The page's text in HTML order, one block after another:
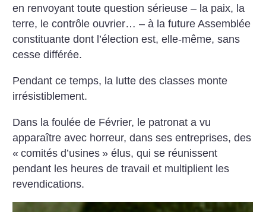
en renvoyant toute question sérieuse – la paix, la
terre, le contrôle ouvrier… – à la future Assemblée
constituante dont ­l’élection est, elle-même, sans
cesse différée.
Pendant ce temps, la lutte des classes monte
irrésistiblement.
Dans la foulée de Février, le patronat a vu
apparaître avec horreur, dans ses entreprises, des
« comités d’usines » élus, qui se réunissent
pendant les heures de travail et multiplient les
revendications.